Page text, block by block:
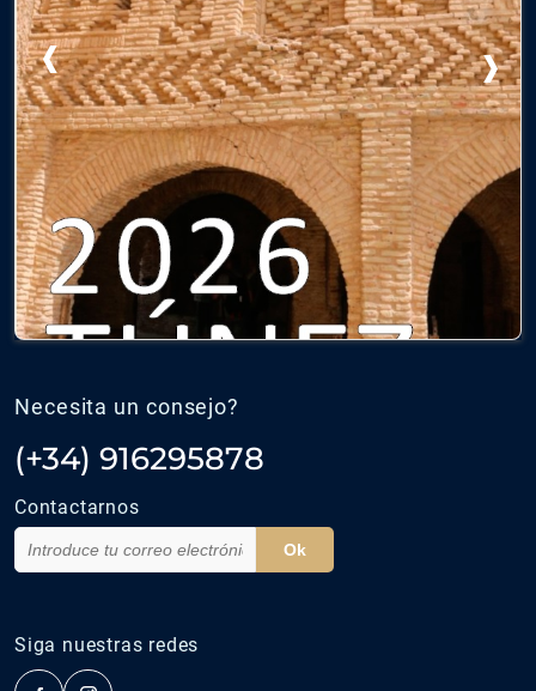
‹ ›
Necesita un consejo?
(+34) 916295878
Contactarnos
Ok
Siga nuestras redes